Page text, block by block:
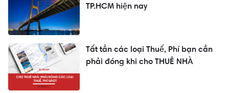
TP.HCM hiện nay
Tất tần các loại Thuế, Phí bạn cần
phải đóng khi cho THUÊ NHÀ